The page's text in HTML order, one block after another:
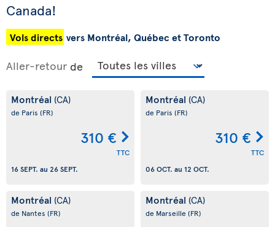
Canada!
Vols directs vers Montréal, Québec et Toronto
Aller-retour de
Montréal (CA)
de Paris (FR)
310 €
TTC
16 SEPT. au 26 SEPT.
Montréal (CA)
de Paris (FR)
310 €
TTC
06 OCT. au 12 OCT.
Montréal (CA)
de Nantes (FR)
Montréal (CA)
de Marseille (FR)